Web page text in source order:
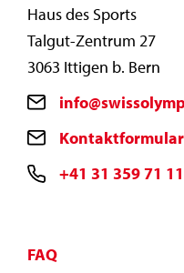
Haus des Sports
Talgut-Zentrum 27
3063 Ittigen b. Bern
Kontaktformular
+41 31 359 71 11
FAQ